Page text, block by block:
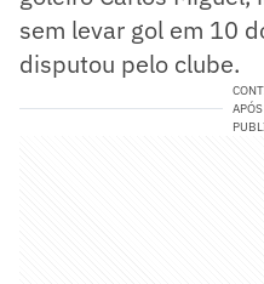
sem levar gol em 10
disputou pelo clube.